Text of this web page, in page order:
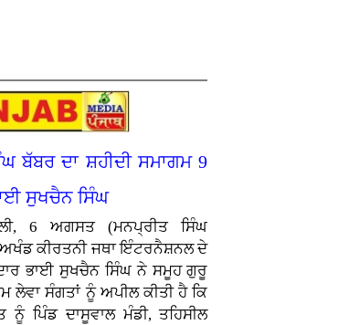
ਬੱਬਰ ਦਾ ਸ਼ਹੀਦੀ ਸਮਾਗਮ 9
ਸੁਖਚੈਨ ਸਿੰਘ
6 ਅਗਸਤ (ਮਨਪ੍ਰੀਤ ਸਿੰਘ
ਅਖੰਡ ਕੀਰਤਨੀ ਜਥਾ ਇੰਟਰਨੈਸ਼ਨਲ ਦੇ
ਭਾਈ ਸੁਖਚੈਨ ਸਿੰਘ ਨੇ ਸਮੂਹ ਗੁਰੂ
ਲੇਵਾ ਸੰਗਤਾਂ ਨੂੰ ਅਪੀਲ ਕੀਤੀ ਹੈ ਕਿ
ਪਿੰਡ ਦਾਸੂਵਾਲ ਮੰਡੀ, ਤਹਿਸੀਲ